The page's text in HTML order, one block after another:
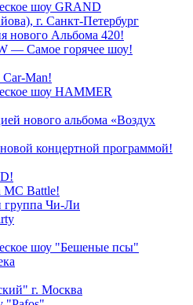
шоу GRAND
г. Санкт-Петербург
нового Альбома 420!
— Самое горячее шоу!
Man!
шоу HAMMER
нового альбома «Воздух
концертной программой!
МС Battle!
группа Чи-Ли
шоу "Бешеные псы"
г. Москва